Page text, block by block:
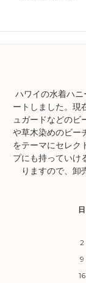
ハワイの水着ハ
ートしました。現
ュガードなどのビ
や草木染めのビー
をテーマにセレク
プにも持っていけ
りますので、卸
日
2
9
16